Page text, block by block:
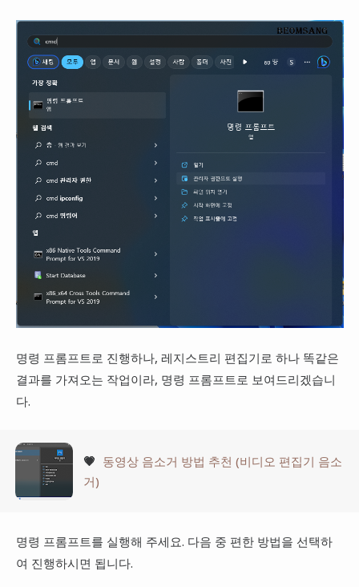
명령 프롬프트로 진행하나, 레지스트리 편집기로 하나 똑같은
결과를 가져오는 작업이라, 명령 프롬프트로 보여드리겠습니
다.
💗 동영상 음소거 방법 추천 (비디오 편집기 음소
거)
명령 프롬프트를 실행해 주세요. 다음 중 편한 방법을 선택하
여 진행하시면 됩니다.